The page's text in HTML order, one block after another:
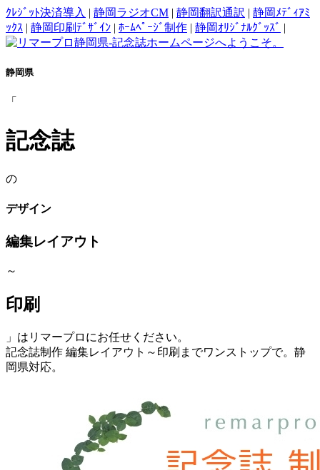
ｸﾚｼﾞｯﾄ決済導入 | 静岡ラジオCM | 静岡翻訳通訳 | 静岡ﾒﾃﾞｨｱﾐ
ｯｸｽ | 静岡印刷ﾃﾞｻﾞｲﾝ | ﾎｰﾑﾍﾟｰｼﾞ制作 | 静岡ｵﾘｼﾞﾅﾙｸﾞｯｽﾞ |
静岡県
「
記念誌
の
デザイン
編集レイアウト
～
印刷
」はリマープロにお任せください。
記念誌制作 編集レイアウト～印刷までワンストップで。静
岡県対応。